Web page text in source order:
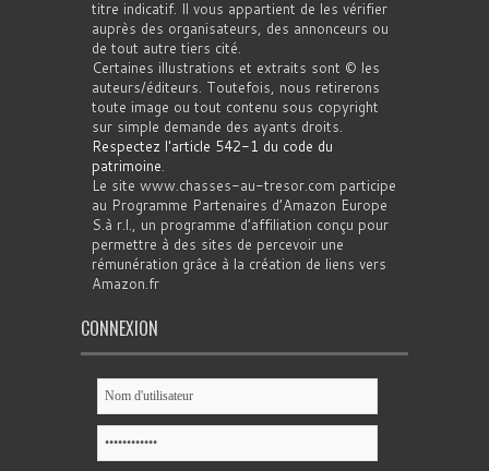
titre indicatif. Il vous appartient de les vérifier
auprès des organisateurs, des annonceurs ou
de tout autre tiers cité.
Certaines illustrations et extraits sont © les
auteurs/éditeurs. Toutefois, nous retirerons
toute image ou tout contenu sous copyright
sur simple demande des ayants droits.
Respectez l'article 542-1 du code du
patrimoine.
Le site www.chasses-au-tresor.com participe
au Programme Partenaires d’Amazon Europe
S.à r.l., un programme d’affiliation conçu pour
permettre à des sites de percevoir une
rémunération grâce à la création de liens vers
Amazon.fr
CONNEXION